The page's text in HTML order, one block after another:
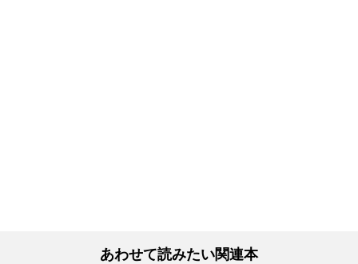
あわせて読みたい関連本